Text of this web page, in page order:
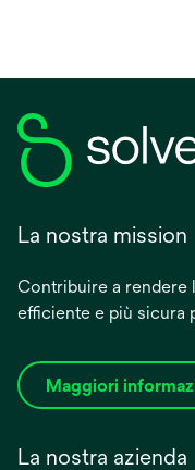
La nostra mission
Contribuire a rendere
efficiente e più sicura
Maggiori
La nostra azienda